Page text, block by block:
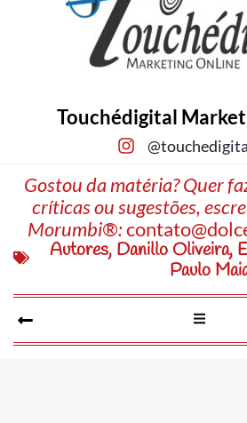
Touchédigital
Gostou da matéria? Quer
críticas ou sugestões,
Morumbi®:
Autores, Danillo Oliveira,
Paulo